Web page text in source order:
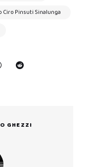
Ciro Pinsuti Sinalunga
GHEZZI